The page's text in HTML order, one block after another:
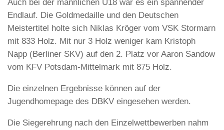
Auch bei der männlichen U18 war es ein spannender
Endlauf. Die Goldmedaille und den Deutschen
Meistertitel holte sich Niklas Kröger vom VSK Stormarn
mit 833 Holz. Mit nur 3 Holz weniger kam Kristoph
Napp (Berliner SKV) auf den 2. Platz vor Aaron Sandow
vom KFV Potsdam-Mittelmark mit 875 Holz.
Die einzelnen Ergebnisse können auf der
Jugendhomepage des DBKV eingesehen werden.
Die Siegerehrung nach den Einzelwettbewerben nahm